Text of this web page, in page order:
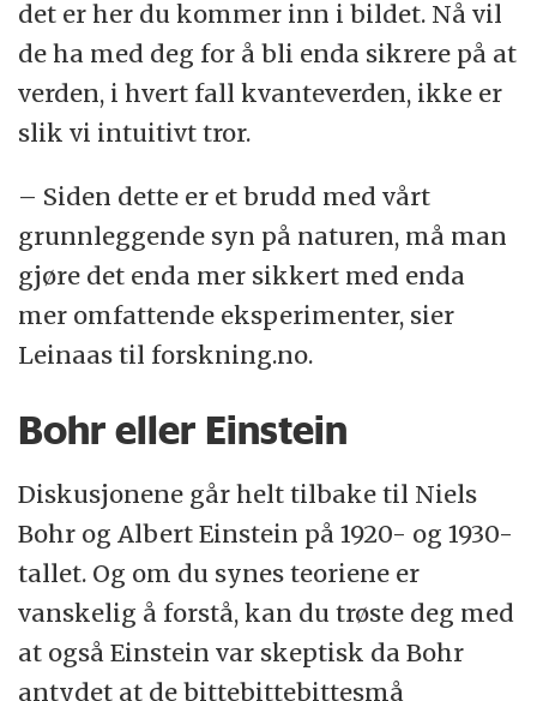
det er her du kommer inn i bildet. Nå vil
de ha med deg for å bli enda sikrere på at
verden, i hvert fall kvanteverden, ikke er
slik vi intuitivt tror.
– Siden dette er et brudd med vårt
grunnleggende syn på naturen, må man
gjøre det enda mer sikkert med enda
mer omfattende eksperimenter, sier
Leinaas til forskning.no.
Bohr eller Einstein
Diskusjonene går helt tilbake til Niels
Bohr og Albert Einstein på 1920- og 1930-
tallet. Og om du synes teoriene er
vanskelig å forstå, kan du trøste deg med
at også Einstein var skeptisk da Bohr
antydet at de bittebittebittesmå